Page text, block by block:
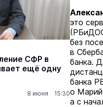
СФР в
ещё одну
8 июня 15:30
это
без
в
банка.
банка
о Марий
а с